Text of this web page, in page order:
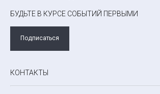
БУДЬТЕ В КУРСЕ СОБЫТИЙ ПЕРВЫМИ
Подписаться
КОНТАКТЫ